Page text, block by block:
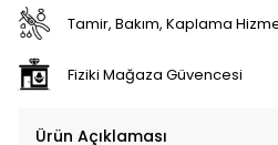
Tamir, Bakım, Kaplama
Fiziki Mağaza Güvencesi
Ürün Açıklaması